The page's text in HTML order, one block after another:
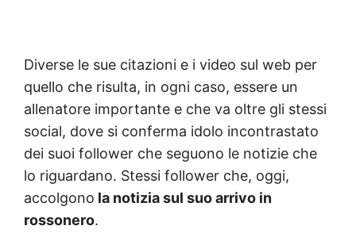
Diverse le sue citazioni e i video sul web per
quello che risulta, in ogni caso, essere un
allenatore importante e che va oltre gli stessi
social, dove si conferma idolo incontrastato
dei suoi follower che seguono le notizie che
lo riguardano. Stessi follower che, oggi,
accolgono la notizia sul suo arrivo in
rossonero.